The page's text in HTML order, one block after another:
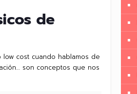
de
cost cuando hablamos de
son conceptos que nos